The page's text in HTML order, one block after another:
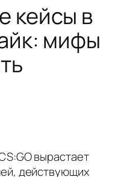
кейсы в
мифы
вырастает
действующих